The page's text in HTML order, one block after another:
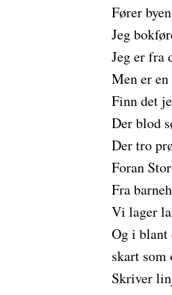
Fører
Jeg
Jeg er fra
Men er
Finn det
Der blod
Der tro
Foran
Fra
Vi lager
Og i blant
skart som
Skriver